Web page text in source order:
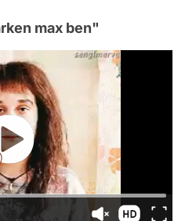
max ben"